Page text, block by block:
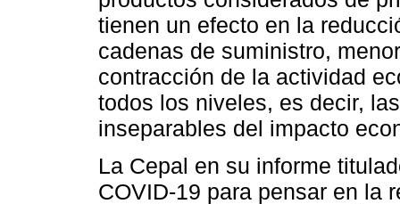
tienen un efecto en la
cadenas de suministro,
contracción de la actividad
todos los niveles, es decir,
inseparables del impacto
La Cepal en su informe
COVID-19 para pensar en la